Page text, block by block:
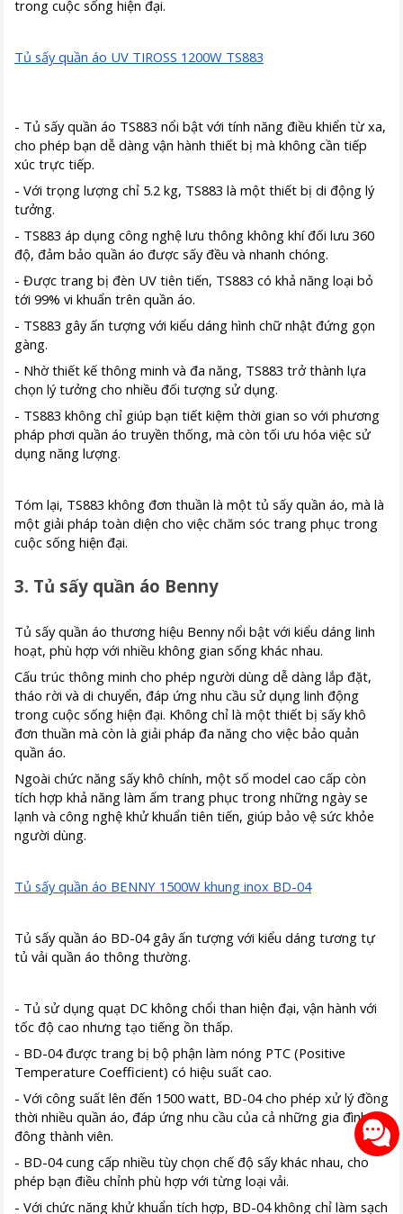
trong cuộc sống hiện đại.
Tủ sấy quần áo UV TIROSS 1200W TS883
- Tủ sấy quần áo TS883 nổi bật với tính năng điều khiển từ xa,
cho phép bạn dễ dàng vận hành thiết bị mà không cần tiếp
xúc trực tiếp.
- Với trọng lượng chỉ 5.2 kg, TS883 là một thiết bị di động lý
tưởng.
- TS883 áp dụng công nghệ lưu thông không khí đối lưu 360
độ, đảm bảo quần áo được sấy đều và nhanh chóng.
- Được trang bị đèn UV tiên tiến, TS883 có khả năng loại bỏ
tới 99% vi khuẩn trên quần áo.
- TS883 gây ấn tượng với kiểu dáng hình chữ nhật đứng gọn
gàng.
- Nhờ thiết kế thông minh và đa năng, TS883 trở thành lựa
chọn lý tưởng cho nhiều đối tượng sử dụng.
- TS883 không chỉ giúp bạn tiết kiệm thời gian so với phương
pháp phơi quần áo truyền thống, mà còn tối ưu hóa việc sử
dụng năng lượng.
Tóm lại, TS883 không đơn thuần là một tủ sấy quần áo, mà là
một giải pháp toàn diện cho việc chăm sóc trang phục trong
cuộc sống hiện đại.
3. Tủ sấy quần áo Benny
Tủ sấy quần áo thương hiệu Benny nổi bật với kiểu dáng linh
hoạt, phù hợp với nhiều không gian sống khác nhau.
Cấu trúc thông minh cho phép người dùng dễ dàng lắp đặt,
tháo rời và di chuyển, đáp ứng nhu cầu sử dụng linh động
trong cuộc sống hiện đại. Không chỉ là một thiết bị sấy khô
đơn thuần mà còn là giải pháp đa năng cho việc bảo quản
quần áo.
Ngoài chức năng sấy khô chính, một số model cao cấp còn
tích hợp khả năng làm ấm trang phục trong những ngày se
lạnh và công nghệ khử khuẩn tiên tiến, giúp bảo vệ sức khỏe
người dùng.
Tủ sấy quần áo BENNY 1500W khung inox BD-04
Tủ sấy quần áo BD-04 gây ấn tượng với kiểu dáng tương tự
tủ vải quần áo thông thường.
- Tủ sử dụng quạt DC không chổi than hiện đại, vận hành với
tốc độ cao nhưng tạo tiếng ồn thấp.
- BD-04 được trang bị bộ phận làm nóng PTC (Positive
Temperature Coefficient) có hiệu suất cao.
- Với công suất lên đến 1500 watt, BD-04 cho phép xử lý đồng
thời nhiều quần áo, đáp ứng nhu cầu của cả những gia đình
đông thành viên.
- BD-04 cung cấp nhiều tùy chọn chế độ sấy khác nhau, cho
phép bạn điều chỉnh phù hợp với từng loại vải.
- Với chức năng khử khuẩn tích hợp, BD-04 không chỉ làm sạch